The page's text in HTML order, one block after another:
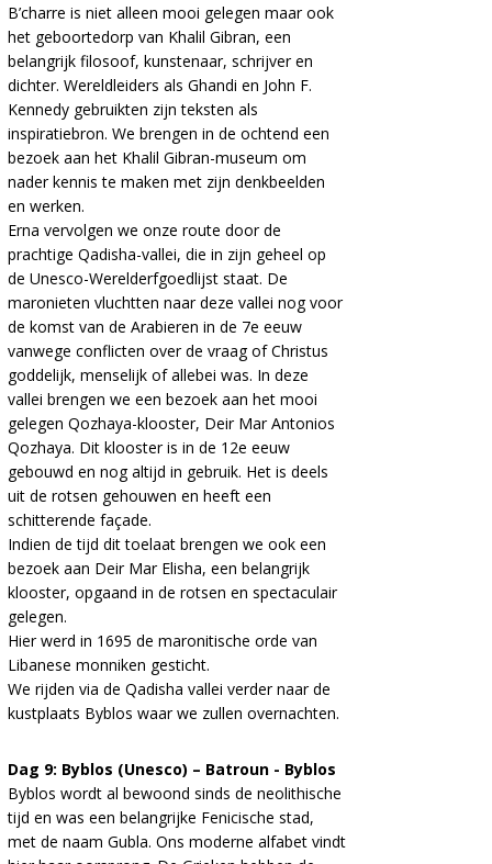
B’charre is niet alleen mooi gelegen maar ook
het geboortedorp van Khalil Gibran, een
belangrijk filosoof, kunstenaar, schrijver en
dichter. Wereldleiders als Ghandi en John F.
Kennedy gebruikten zijn teksten als
inspiratiebron. We brengen in de ochtend een
bezoek aan het Khalil Gibran-museum om
nader kennis te maken met zijn denkbeelden
en werken.
Erna vervolgen we onze route door de
prachtige Qadisha-vallei, die in zijn geheel op
de Unesco-Werelderfgoedlijst staat. De
maronieten vluchtten naar deze vallei nog voor
de komst van de Arabieren in de 7e eeuw
vanwege conflicten over de vraag of Christus
goddelijk, menselijk of allebei was. In deze
vallei brengen we een bezoek aan het mooi
gelegen Qozhaya-klooster, Deir Mar Antonios
Qozhaya. Dit klooster is in de 12e eeuw
gebouwd en nog altijd in gebruik. Het is deels
uit de rotsen gehouwen en heeft een
schitterende façade.
Indien de tijd dit toelaat brengen we ook een
bezoek aan Deir Mar Elisha, een belangrijk
klooster, opgaand in de rotsen en spectaculair
gelegen.
Hier werd in 1695 de maronitische orde van
Libanese monniken gesticht.
We rijden via de Qadisha vallei verder naar de
kustplaats Byblos waar we zullen overnachten.
Dag 9: Byblos (Unesco) – Batroun - Byblos
Byblos wordt al bewoond sinds de neolithische
tijd en was een belangrijke Fenicische stad,
met de naam Gubla. Ons moderne alfabet vindt